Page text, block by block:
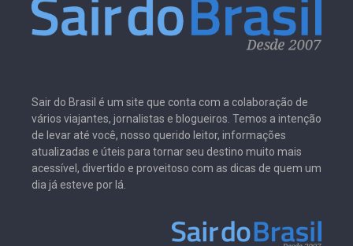
Sair do Brasil é um site que conta com a colaboração de
vários viajantes, jornalistas e blogueiros. Temos a intenção
de levar até você, nosso querido leitor, informações
atualizadas e úteis para tornar seu destino muito mais
acessível, divertido e proveitoso com as dicas de quem um
dia já esteve por lá.